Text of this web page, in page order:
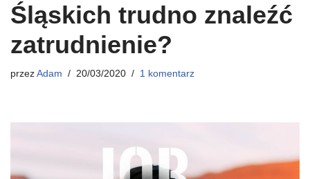
Śląskich trudno znaleźć
zatrudnienie?
przez Adam 20/03/2020 1 komentarz